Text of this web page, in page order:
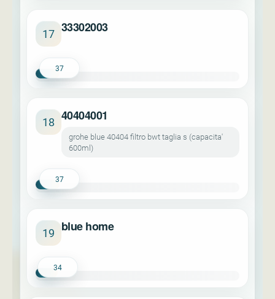
17 33302003
37
18 40404001
grohe blue 40404 filtro bwt taglia s (capacita'
600ml)
37
19 blue home
34